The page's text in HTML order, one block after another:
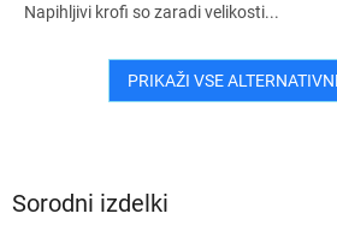
Sorodni izdelki
Napihljivi krofi so zaradi velikosti...
PRIKAŽI VSE